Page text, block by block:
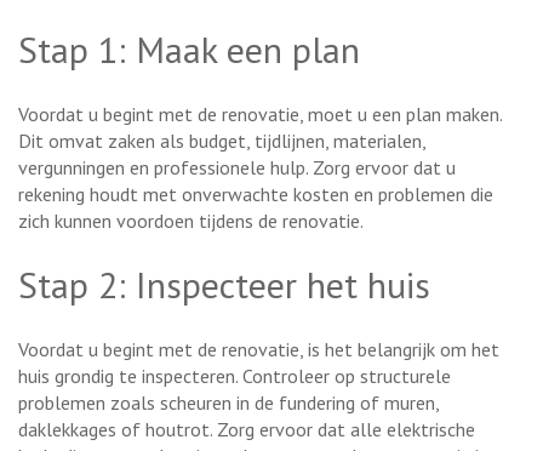
Stap 1: Maak een plan
Voordat u begint met de renovatie, moet u een plan maken.
Dit omvat zaken als budget, tijdlijnen, materialen,
vergunningen en professionele hulp. Zorg ervoor dat u
rekening houdt met onverwachte kosten en problemen die
zich kunnen voordoen tijdens de renovatie.
Stap 2: Inspecteer het huis
Voordat u begint met de renovatie, is het belangrijk om het
huis grondig te inspecteren. Controleer op structurele
problemen zoals scheuren in de fundering of muren,
daklekkages of houtrot. Zorg ervoor dat alle elektrische